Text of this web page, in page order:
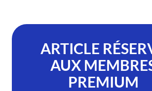
ARTICLE
AUX
PREMIUM